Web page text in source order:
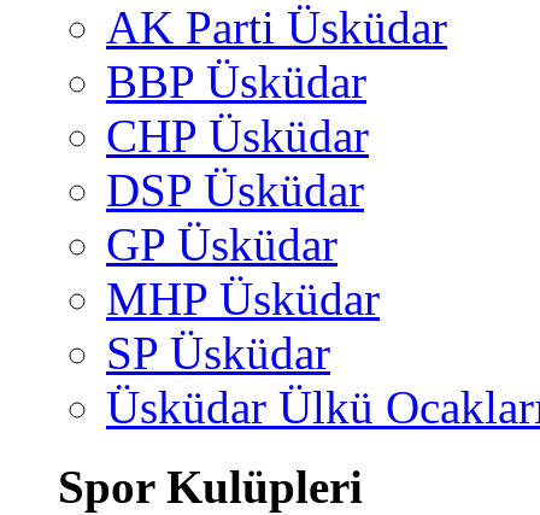
AK Parti Üsküdar
BBP Üsküdar
CHP Üsküdar
DSP Üsküdar
GP Üsküdar
MHP Üsküdar
SP Üsküdar
Üsküdar Ülkü
Spor Kulüpleri